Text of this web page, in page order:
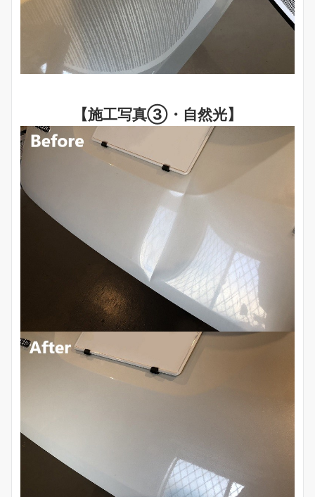
【施工写真③・自然光】